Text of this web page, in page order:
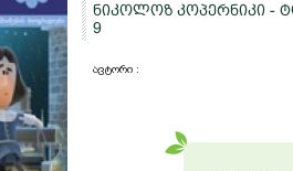
ნიკოლოზ კოპერნიკი -
9
ავტორი :